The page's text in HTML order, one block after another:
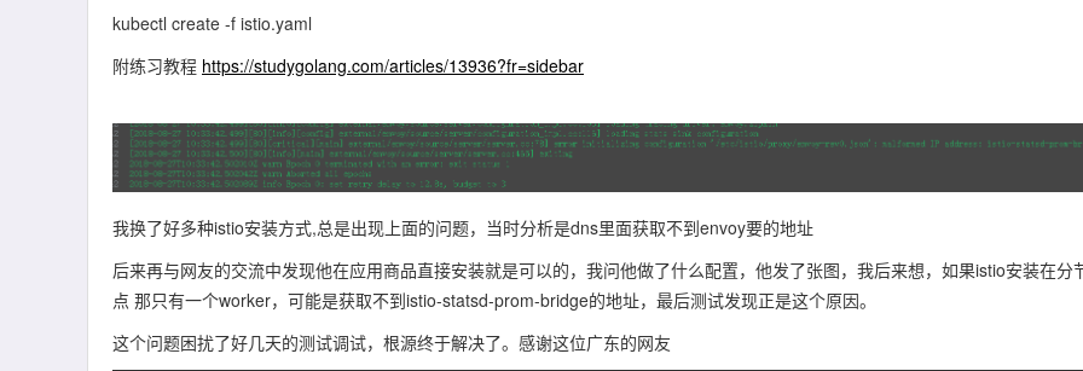
kubectl create -f istio.yaml
附练习教程 https://studygolang.com/articles/13936?fr=sidebar
我换了好多种istio安装方式,总是出现上面的问题，当时分析是dns里面获取不到envoy要的地址
后来再与网友的交流中发现他在应用商品直接安装就是可以的，我问他做了什么配置，他发了张图，我后来想，如果istio安装在分
点 那只有一个worker，可能是获取不到istio-statsd-prom-bridge的地址，最后测试发现正是这个原因。
这个问题困扰了好几天的测试调试，根源终于解决了。感谢这位广东的网友